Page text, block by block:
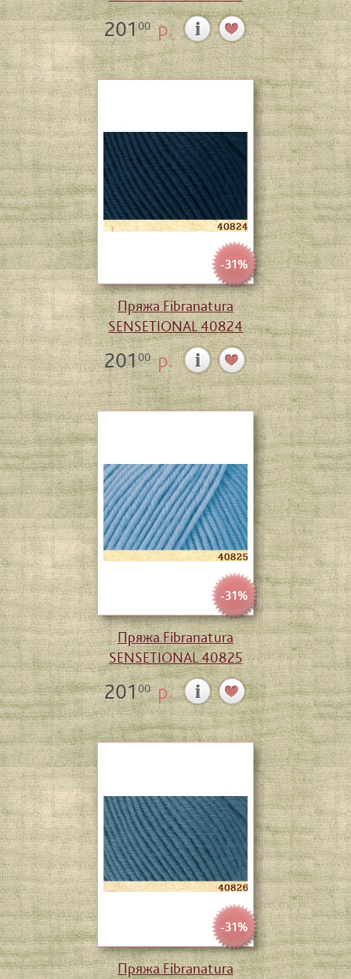
20100р.
-31%
Пряжа Fibranatura
SENSETIONAL 40824
20100р.
-31%
Пряжа Fibranatura
SENSETIONAL 40825
20100р.
-31%
Пряжа Fibranatura